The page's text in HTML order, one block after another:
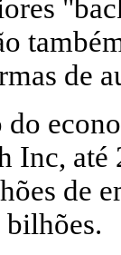
de
do
Inc,
de
bilhões.